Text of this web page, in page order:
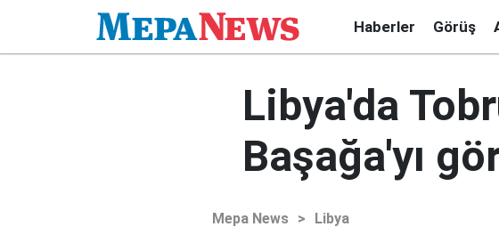
Haberler Görüş
Libya'da
Başağa'yı
Mepa News > Libya